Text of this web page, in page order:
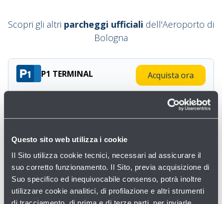
Questo sito web utilizza i cookie
Il Sito utilizza cookie tecnici, necessari ad assicurare il
suo corretto funzionamento. Il Sito, previa acquisizione di
Suo specifico ed inequivocabile consenso, potrà inoltre
utilizzare cookie analitici, di profilazione e altri strumenti
Scopri gli altri parcheggi ufficiali dell'Aeroporto di
Bologna
P1 TERMINAL Acquista ora
Distanza dal terminal
Posti riservati -Scopri di più